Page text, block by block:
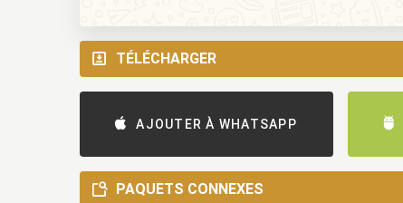
TÉLÉCHARGER
AJOUTER À WHATSAPP
PAQUETS CONNEXES